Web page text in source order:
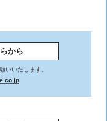
から
いいたします。